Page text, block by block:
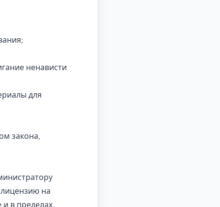
ненависти
для
закона,
на
в пределах,